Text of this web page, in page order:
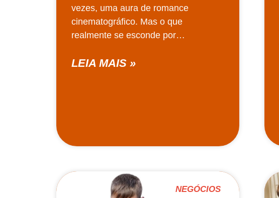
vezes, uma aura de romance
cinematográfico. Mas o que
realmente se esconde por…
LEIA MAIS »
NEGÓCIOS